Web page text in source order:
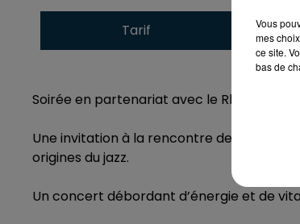
Tarif Payant
Soirée en partenariat avec le Rhino Jazz
Une invitation à la rencontre des rythmes
origines du jazz.
Un concert débordant d’énergie et de
Vous
mes
ce site.
bas de